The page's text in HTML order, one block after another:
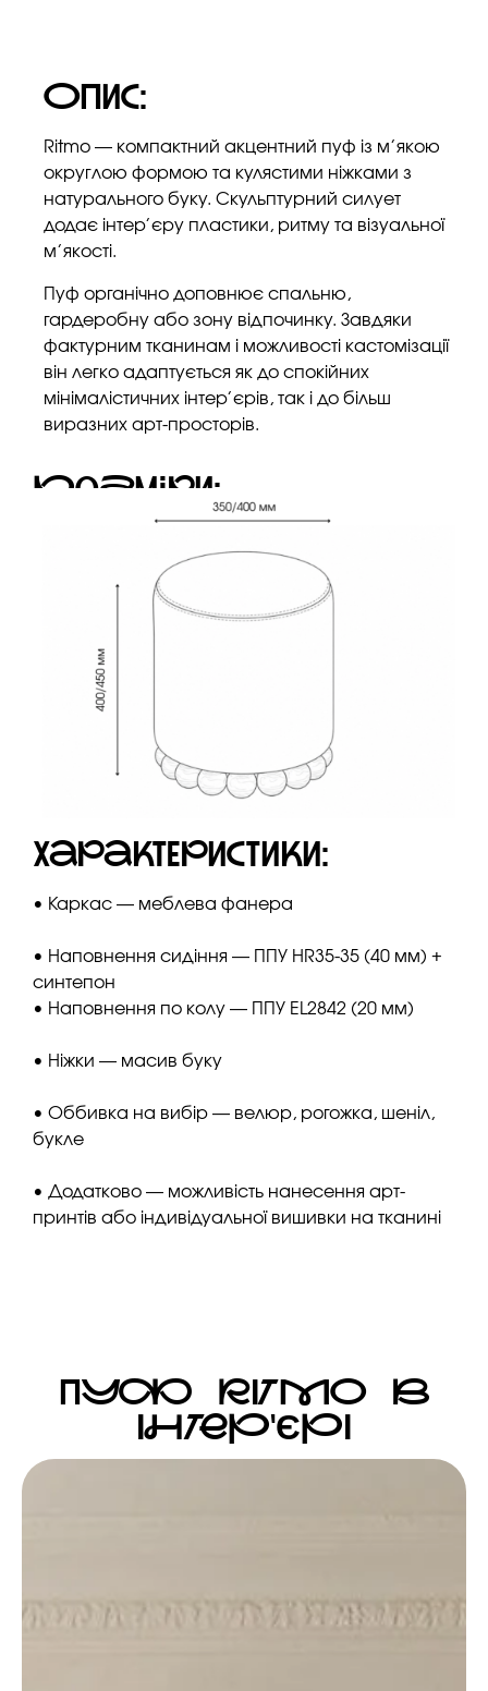
ОПис:
Ritmo — компактний акцентний пуф із м’якою
округлою формою та кулястими ніжками з
натурального буку. Скульптурний силует
додає інтер’єру пластики, ритму та візуальної
м’якості.
Пуф органічно доповнює спальню,
гардеробну або зону відпочинку. Завдяки
фактурним тканинам і можливості кастомізації
він легко адаптується як до спокійних
мінімалістичних інтер’єрів, так і до більш
виразних арт-просторів.
Розміри:
Характеристики:
• Каркас — меблева фанера
• Наповнення сидіння — ППУ HR35-35 (40 мм) +
синтепон
• Наповнення по колу — ППУ EL2842 (20 мм)
• Ніжки — масив буку
• Оббивка на вибір — велюр, рогожка, шеніл,
букле
• Додатково — можливість нанесення арт-
принтів або індивідуальної вишивки на тканині
ПУФ RITMO В
ІНТЕР'ЄРІ